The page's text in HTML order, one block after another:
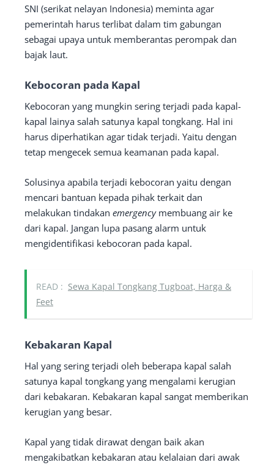
SNI (serikat nelayan Indonesia) meminta agar
pemerintah harus terlibat dalam tim gabungan
sebagai upaya untuk memberantas perompak dan
bajak laut.
Kebocoran pada Kapal
Kebocoran yang mungkin sering terjadi pada kapal-
kapal lainya salah satunya kapal tongkang. Hal ini
harus diperhatikan agar tidak terjadi. Yaitu dengan
tetap mengecek semua keamanan pada kapal.
Solusinya apabila terjadi kebocoran yaitu dengan
mencari bantuan kepada pihak terkait dan
melakukan tindakan emergencymembuang air ke
dari kapal. Jangan lupa pasang alarm untuk
mengidentifikasi kebocoran pada kapal.
READ : Sewa Kapal Tongkang Tugboat, Harga &
Feet
Kebakaran Kapal
Hal yang sering terjadi oleh beberapa kapal salah
satunya kapal tongkang yang mengalami kerugian
dari kebakaran. Kebakaran kapal sangat memberikan
kerugian yang besar.
Kapal yang tidak dirawat dengan baik akan
mengakibatkan kebakaran atau kelalaian dari awak